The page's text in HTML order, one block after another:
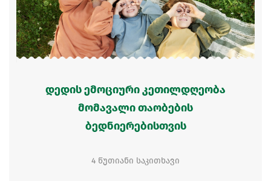
დედის ემოციური კეთილდღეობა
მომავალი თაობების
ბედნიერებისთვის
4 წუთიანი საკითხავი